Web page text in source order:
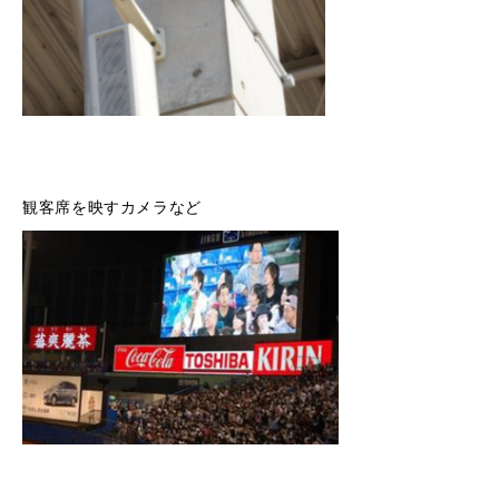
観客席を映すカメラなど